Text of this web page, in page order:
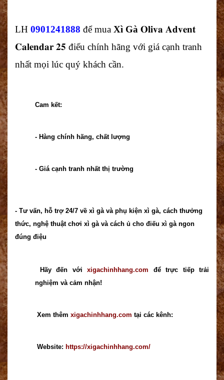
LH 0901241888 để mua Xì Gà 𝐎𝐥𝐢𝐯𝐚 𝐀𝐝𝐯𝐞𝐧𝐭
𝐂𝐚𝐥𝐞𝐧𝐝𝐚𝐫 𝟐𝟓 điếu chính hãng với giá cạnh tranh
nhất mọi lúc quý khách cần.
Cam kết:
- Hàng chính hãng, chất lượng
- Giá cạnh tranh nhất thị trường
- Tư vấn, hỗ trợ 24/7 về xì gà và phụ kiện xì gà, cách thưởng
thức, nghệ thuật chơi xì gà và cách ủ cho điếu xì gà ngon
đúng điệu
Hãy đến với xigachinhhang.com
để trực tiếp trải
nghiệm và cảm nhận!
Xem thêm xigachinhhang.com tại các kênh:
Website: https://xigachinhhang.com/